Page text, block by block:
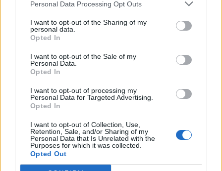
Personal Data Processing Opt Outs
I want to opt-out of the Sharing of my
personal data.
Opted In
I want to opt-out of the Sale of my
Personal Data.
Opted In
I want to opt-out of processing my
Personal Data for Targeted Advertising.
Opted In
I want to opt-out of Collection, Use,
Retention, Sale, and/or Sharing of my
Personal Data that Is Unrelated with the
Purposes for which it was collected.
Opted Out
Doku 5,5 (Dal 77° Bakayoko 6), Lukaku 5,5 (Dal
90° Openda s.v), Trossard 5,5 (Dal 61° Carrasco